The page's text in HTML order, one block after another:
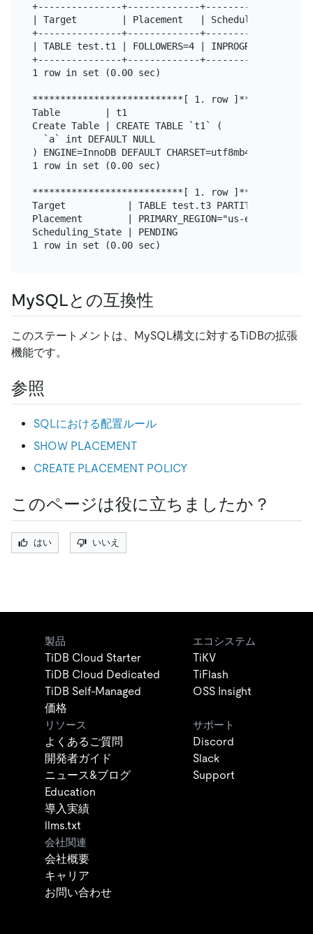
+---------------+-------------+------------------+
| Target        | Placement   | Scheduling_State |
+---------------+-------------+------------------+
| TABLE test.t1 | FOLLOWERS=4 | INPROGRESS       |
+---------------+-------------+------------------+
1 row in set (0.00 sec)
***************************[ 1. row
Table        | t1
Create Table | CREATE TABLE `t1` (
  `a` int DEFAULT NULL
) ENGINE=InnoDB DEFAULT CHARSET=utf8mb4
1 row in set (0.00 sec)
***************************[ 1. row
Target           | TABLE test.t3 PARTITION p1
Placement        | PRIMARY_REGION="us-east-1"
Scheduling_State | PENDING
MySQLとの互換性
このステートメントは、MySQL構文に対するTiDBの拡張
機能です。
参照
SQLにおける配置ルール
SHOW PLACEMENT
CREATE PLACEMENT POLICY
このページは役に立ちましたか？
はい いいえ
製品
TiDB Cloud Starter
TiDB Cloud Dedicated
TiDB Self-Managed
価格
エコシステム
TiKV
TiFlash
OSS Insight
リソース
よくあるご質問
開発者ガイド
ニュース&ブログ
Education
導入実績
llms.txt
サポート
Discord
Slack
Support
会社関連
会社概要
キャリア
お問い合わせ